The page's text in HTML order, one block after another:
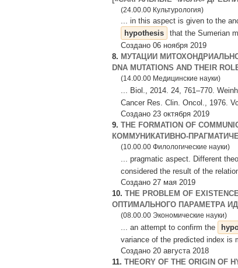
(24.00.00 Культурология)
... in this aspect is given to the
hypothesis
that the Sumerian
Создано 06 ноября 2019
8. МУТАЦИИ
DNA MUTATIONS AND THEIR
(14.00.00 Медицинские науки)
... Biol., 2014. 24, 761–770.
Cancer Res. Clin. Oncol., 1976.
Создано 23 октября 2019
9. THE FORMATION OF
КОММУНИКАТИВНО-
(10.00.00 Филологические науки)
... pragmatic aspect. Different
considered the result of the
Создано 27 мая 2019
10. THE PROBLEM OF
ОПТИМАЛЬНОГО ПАРАМЕТРА
(08.00.00 Экономические науки)
... an attempt to confirm the
variance of the predicted index is
Создано 20 августа 2018
11. THEORY OF THE ORIGIN